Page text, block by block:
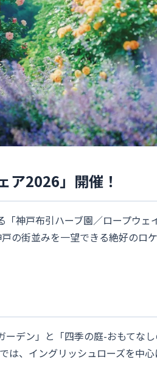
ア2026」開催！
神戸布引ハーブ園／ロープウェ
の街並みを一望できる絶好のロ
デン」と「四季の庭-おもてな
は、イングリッシュローズを中